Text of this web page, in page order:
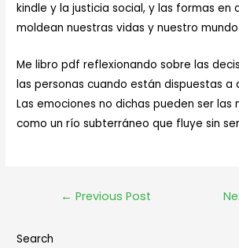
kindle y la justicia social, y las formas en
moldean nuestras vidas y nuestro mundo.
Me libro pdf reflexionando sobre las
las personas cuando están dispuestas a
Las emociones no dichas pueden ser las
como un río subterráneo que fluye sin
← Previous Post
Search